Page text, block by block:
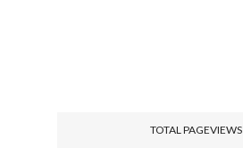
TOTAL PAGEVIEWS